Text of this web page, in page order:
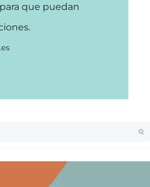
que puedan